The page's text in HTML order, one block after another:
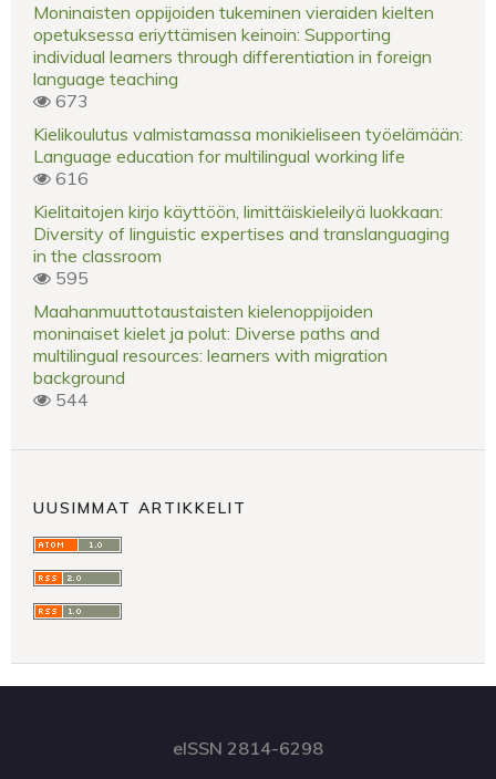
Moninaisten oppijoiden tukeminen vieraiden kielten
opetuksessa eriyttämisen keinoin: Supporting
individual learners through differentiation in foreign
language teaching
673
Kielikoulutus valmistamassa monikieliseen työelämään:
Language education for multilingual working life
616
Kielitaitojen kirjo käyttöön, limittäiskieleilyä luokkaan:
Diversity of linguistic expertises and translanguaging
in the classroom
595
Maahanmuuttotaustaisten kielenoppijoiden
moninaiset kielet ja polut: Diverse paths and
multilingual resources: learners with migration
background
544
UUSIMMAT ARTIKKELIT
eISSN 2814-6298